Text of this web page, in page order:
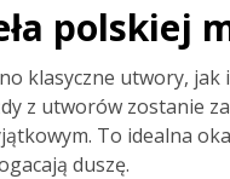
polskiej
klasyczne utwory, jak
z utworów zostanie
To idealna
duszę.